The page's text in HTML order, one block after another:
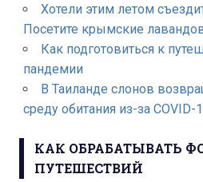
Хотели этим летом
Посетите крымские
Как подготовиться к
пандемии
В Таиланде слонов
среду обитания из-за COVID-
КАК ОБРАБАТЫВАТЬ
ПУТЕШЕСТВИЙ